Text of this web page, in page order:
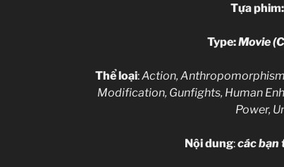
Tựa phim:
Type:Movie
Thể loại:Action,
Modification, Gunfights, Human
Power,
Nội dung:các bạn